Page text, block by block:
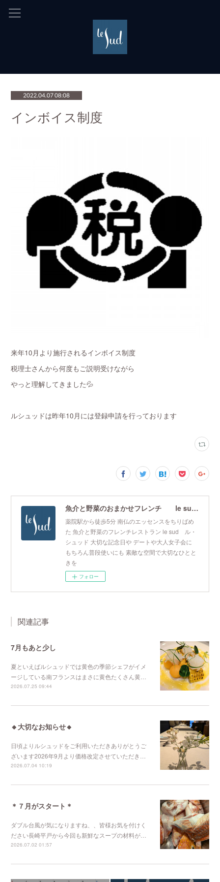
2022.04.07 08:08
インボイス制度
来年10月より施行されるインボイス制度
税理士さんから何度もご説明受けながら
やっと理解してきました💦
ルシュッドは昨年10月には登録申請を行っております
魚介と野菜のおまかせフレンチ le sud ル・シュッド
薬院駅から徒歩5分 南仏のエッセンスをちりばめ
た 魚介と野菜のフレンチレストラン le sud ル・
シュッド 大切な記念日や デートや大人女子会に
もちろん普段使いにも 素敵な空間で大切なひとと
きを
フォロー
関連記事
7月もあと少し
夏といえばルシュッドでは黄色の季節シェフがイメ
ージしている南フランスはまさに黄色たくさん黄…
2026.07.25 09:44
🔸大切なお知らせ🔸
日頃よりルシュッドをご利用いただきありがとうご
ざいます2026年9月より価格改定させていただき…
2026.07.04 10:19
＊７月がスタート＊
ダブル台風が気になりますね、、皆様お気を付けく
ださい長崎平戸から今回も新鮮なスープの材料が…
2026.07.02 01:57